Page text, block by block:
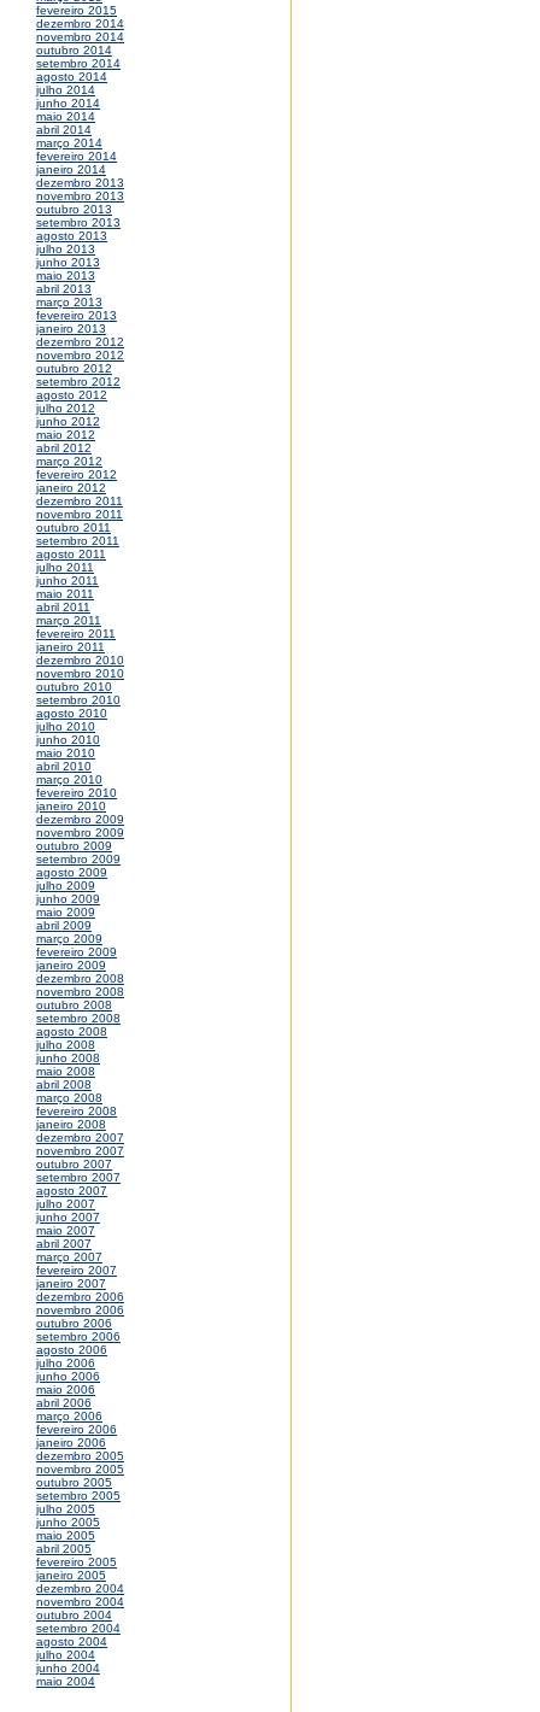
fevereiro 2015
dezembro 2014
novembro 2014
outubro 2014
setembro 2014
agosto 2014
julho 2014
junho 2014
maio 2014
abril 2014
março 2014
fevereiro 2014
janeiro 2014
dezembro 2013
novembro 2013
outubro 2013
setembro 2013
agosto 2013
julho 2013
junho 2013
maio 2013
abril 2013
março 2013
fevereiro 2013
janeiro 2013
dezembro 2012
novembro 2012
outubro 2012
setembro 2012
agosto 2012
julho 2012
junho 2012
maio 2012
abril 2012
março 2012
fevereiro 2012
janeiro 2012
dezembro 2011
novembro 2011
outubro 2011
setembro 2011
agosto 2011
julho 2011
junho 2011
maio 2011
abril 2011
março 2011
fevereiro 2011
janeiro 2011
dezembro 2010
novembro 2010
outubro 2010
setembro 2010
agosto 2010
julho 2010
junho 2010
maio 2010
abril 2010
março 2010
fevereiro 2010
janeiro 2010
dezembro 2009
novembro 2009
outubro 2009
setembro 2009
agosto 2009
julho 2009
junho 2009
maio 2009
abril 2009
março 2009
fevereiro 2009
janeiro 2009
dezembro 2008
novembro 2008
outubro 2008
setembro 2008
agosto 2008
julho 2008
junho 2008
maio 2008
abril 2008
março 2008
fevereiro 2008
janeiro 2008
dezembro 2007
novembro 2007
outubro 2007
setembro 2007
agosto 2007
julho 2007
junho 2007
maio 2007
abril 2007
março 2007
fevereiro 2007
janeiro 2007
dezembro 2006
novembro 2006
outubro 2006
setembro 2006
agosto 2006
julho 2006
junho 2006
maio 2006
abril 2006
março 2006
fevereiro 2006
janeiro 2006
dezembro 2005
novembro 2005
outubro 2005
setembro 2005
julho 2005
junho 2005
maio 2005
abril 2005
fevereiro 2005
janeiro 2005
dezembro 2004
novembro 2004
outubro 2004
setembro 2004
agosto 2004
julho 2004
junho 2004
maio 2004